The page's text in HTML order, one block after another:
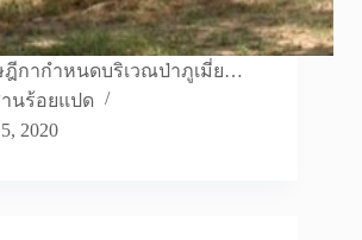
กากำหนดบริเวณป่าภูเมี่ย…
นร้อยแปด
2020